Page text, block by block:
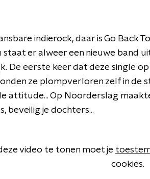
indierock, daar is Go Back
staat er alweer een nieuwe band
De eerste keer dat deze single
ze plompverloren zelf in de
attitude... Op Noorderslag
beveilig je dochters...
video te tonen moet je
cookies.